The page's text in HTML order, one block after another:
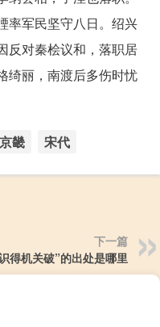
率军民坚守八日。绍兴
反对秦桧议和，落职居
绮丽，南渡后多伤时忧
京畿 宋代
下一篇
得机关破”的出处是哪里